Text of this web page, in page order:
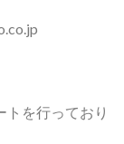
を行っており